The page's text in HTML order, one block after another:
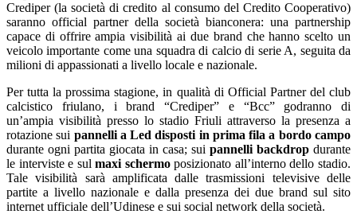
Crediper (la società di credito al consumo del Credito Cooperativo)
saranno official partner della società bianconera: una partnership
capace di offrire ampia visibilità ai due brand che hanno scelto un
veicolo importante come una squadra di calcio di serie A, seguita da
milioni di appassionati a livello locale e nazionale.
Per tutta la prossima stagione, in qualità di Official Partner del club
calcistico friulano, i brand “Crediper” e “Bcc” godranno di
un’ampia visibilità presso lo stadio Friuli attraverso la presenza a
rotazione sui pannelli a Led disposti in prima fila a bordo campo
durante ogni partita giocata in casa; sui pannelli backdrop durante
le interviste e sulmaxi schermoposizionato all’interno dello stadio.
Tale visibilità sarà amplificata dalle trasmissioni televisive delle
partite a livello nazionale e dalla presenza dei due brand sul sito
internet ufficiale dell’Udinese e sui social network della società.